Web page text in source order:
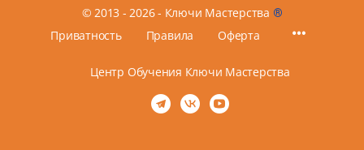
© 2013 - 2026 - Ключи Мастерства ®
Приватность Правила Оферта
Центр Обучения Ключи Мастерства